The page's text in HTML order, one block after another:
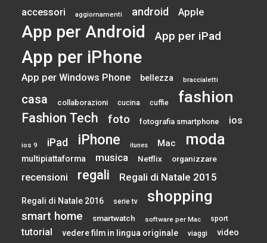
accessori aggiornamenti android Apple
App per Android App per iPad
App per iPhone
App per Windows Phone bellezza braccialetti
casa collaborazioni cucina cuffie fashion
Fashion Tech foto fotografia smartphone ios
ios 9 iPad iPhone itunes Mac moda
multipiattaforma musica Netflix organizzare
recensioni regali Regali di Natale 2015
Regali di Natale 2016 serie tv shopping
smart home smartwatch software per Mac sport
tutorial vedere film in lingua originale viaggi video